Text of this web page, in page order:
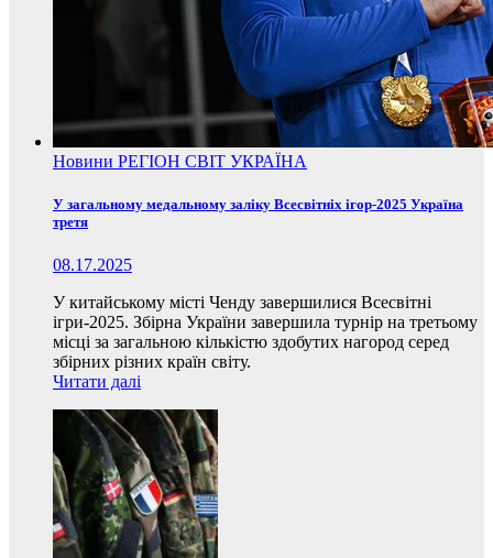
Новини РЕГІОН СВІТ УКРАЇНА
У загальному медальному заліку Всесвітніх ігор-2025 Україна
третя
08.17.2025
У китайському місті Ченду завершилися Всесвітні
ігри-2025. Збірна України завершила турнір на третьому
місці за загальною кількістю здобутих нагород серед
збірних різних країн світу.
Читати далі